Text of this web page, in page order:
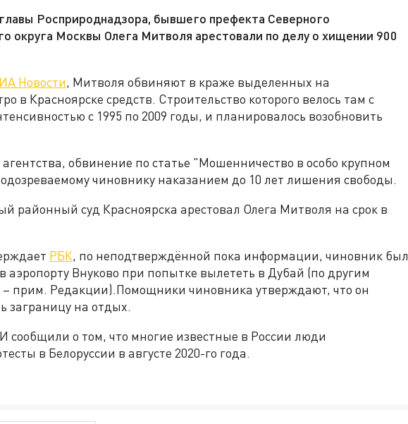
Росприроднадзора, бывшего префекта Северного
округа Москвы Олега Митволя арестовали по делу о хищении 900
Новости, Митволя обвиняют в краже выделенных на
в Красноярске средств. Строительство которого велось там с
с 1995 по 2009 годы, и планировалось возобновить
обвинение по статье "Мошенничество в особо крупном
чиновнику наказанием до 10 лет лишения свободы.
районный суд Красноярска арестовал Олега Митволя на срок в
РБК, по неподтверждённой пока информации, чиновник был
аэропорту Внуково при попытке вылететь в Дубай (по другим
прим. Редакции).Помощники чиновника утверждают, что он
заграницу на отдых.
о том, что многие известные в России люди
в Белоруссии в августе 2020-го года.